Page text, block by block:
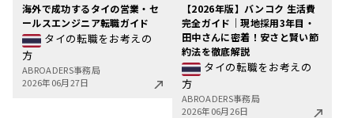
海外で成功するタイの営業・セ
ールスエンジニア転職ガイド
タイの転職をお考えの
方
ABROADERS事務局
2026年06月27日
【2026年版】バンコク 生活費
完全ガイド｜現地採用3年目・
田中さんに密着！安さと賢い節
約法を徹底解説
タイの転職をお考えの
方
ABROADERS事務局
2026年06月26日